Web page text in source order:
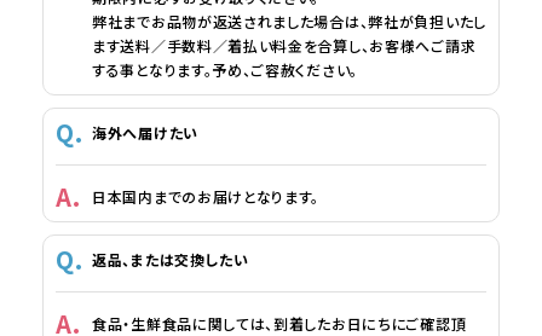
弊社までお品物が返送されました場合は、弊社が負担いたし
ます送料／手数料／着払い料金を合算し、お客様へご請求
する事となります。予め、ご容赦ください。
海外へ届けたい
日本国内までのお届けとなります。
返品、または交換したい
食品・生鮮食品に関しては、到着したお日にちにご確認頂